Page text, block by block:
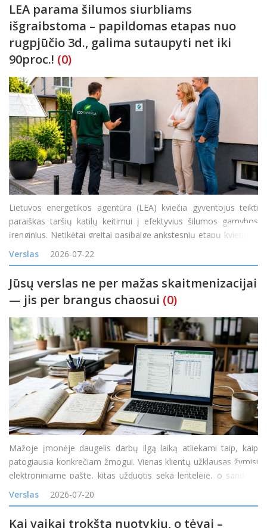
LEA parama šilumos siurbliams
išgraibstoma – papildomas etapas nuo
rugpjūčio 3d., galima sutaupyti net iki
90proc.! (0)
Lietuvos energetikos agentūra (LEA) kviečia gyventojus teikti
paraiškas taršių katilų keitimui į efektyvius šilumos gamybos
įrenginius. Netikėtai greitai pasibaigę ankstesnių etapų kvietimai
rodo itin didelį gyventojų susidomėjimą naujais ir efektyviais
šilumos siurbliais
Verslas 2026-07-22
Jūsų verslas ne per mažas skaitmenizacijai
— jis per brangus chaosui (0)
Mažoje įmonėje daugelis darbų ilgą laiką atliekami taip, kaip
patogiausia konkrečiam žmogui. Vienas klientų užklausas žymisi
elektroniniame pašte, kitas užduotis seka lentelėje, o sandėlio
likučiai tikrinami telefonu paklausus kolegos. Kol užsakymų
nedaug, toks veiklos būdas gali atrodyti pak
Verslas 2026-07-20
Kai vaikai trokšta nuotykių, o tėvai –